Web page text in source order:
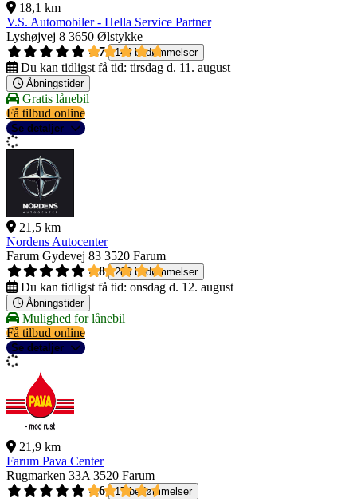
18,1 km
V.S. Automobiler - Hella Service Partner
Lyshøjvej 8 3650 Ølstykke
4,7
144 bedømmelser
Du kan tidligst få tid: tirsdag d. 11. august
Åbningstider
Gratis lånebil
Få tilbud online
Se detaljer
21,5 km
Nordens Autocenter
Farum Gydevej 83 3520 Farum
4,8
286 bedømmelser
Du kan tidligst få tid: onsdag d. 12. august
Åbningstider
Mulighed for lånebil
Få tilbud online
Se detaljer
21,9 km
Farum Pava Center
Rugmarken 33A 3520 Farum
4,6
17 bedømmelser